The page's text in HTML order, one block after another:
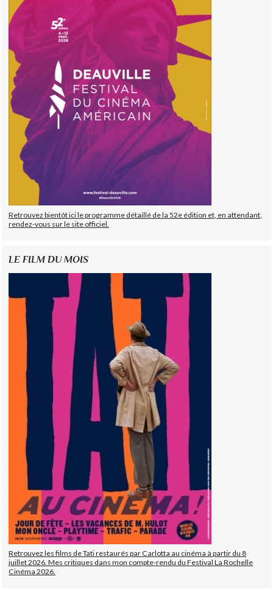
Retrouvez bientôt ici le programme détaillé de la 52e édition et, en attendant,
rendez-vous sur le site officiel.
LE FILM DU MOIS
Retrouvez les films de Tati restaurés par Carlotta au cinéma à partir du 8
juillet 2026. Mes critiques dans mon compte-rendu du Festival La Rochelle
Cinéma 2026.